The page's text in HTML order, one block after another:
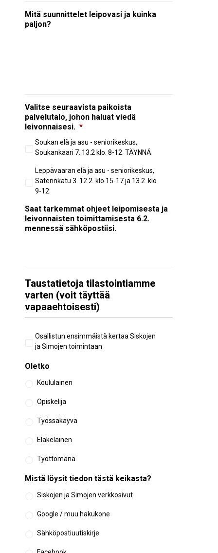
Mitä suunnittelet leipovasi ja kuinka
paljon?
Valitse seuraavista paikoista
palvelutalo, johon haluat viedä
leivonnaisesi. *
Soukan elä ja asu - seniorikeskus,
Soukankaari 7. 13.2 klo. 8-12. TÄYNNÄ
Leppävaaran elä ja asu - seniorikeskus,
Säterinkatu 3. 12.2. klo 15-17 ja 13.2. klo
9-12.
Saat tarkemmat ohjeet leipomisesta ja
leivonnaisten toimittamisesta 6.2.
mennessä sähköpostiisi.
Taustatietoja tilastointiamme
varten (voit täyttää
vapaaehtoisesti)
Aiempi
osallistuminen
Osallistun ensimmäistä kertaa Siskojen
ja Simojen toimintaan
Oletko
Koululainen
Opiskelija
Työssäkäyvä
Eläkeläinen
Työttömänä
Mistä löysit tiedon tästä keikasta?
Siskojen ja Simojen verkkosivut
Google / muu hakukone
Sähköpostiuutiskirje